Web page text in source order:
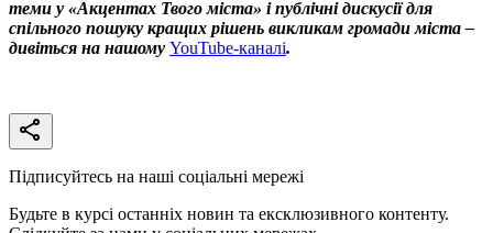
теми у «Акцентах Твого міста» і публічні дискусії для
спільного пошуку кращих рішень викликам громади міста –
дивіться на нашому YouTube-каналі.
Підписуйтесь на наші соціальні мережі
Будьте в курсі останніх новин та ексклюзивного контенту.